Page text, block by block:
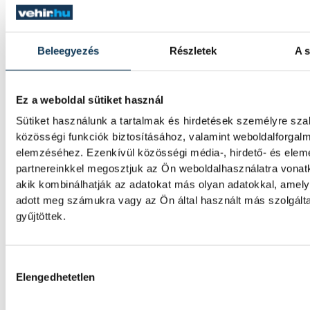
Beleegyezés Részletek A
Ez a weboldal sütiket használ
Sütiket használunk a tartalmak és hirdetések személyre
közösségi funkciók biztosításához, valamint
elemzéséhez. Ezenkívül közösségi média-, hirdető- és
partnereinkkel megosztjuk az Ön weboldalhasználatra
akik kombinálhatják az adatokat más olyan adatokkal,
adott meg számukra vagy az Ön által használt más
gyűjtöttek.
Elengedhetetlen
Valami óriási csapódott a
ma reggel
Rendhagyó esemény zajlott le kedden
Magyar idő szerint 8:35 körül a Hold
csapódott a SpaceX egyik Falcon–9
felső fokozata. A becsapódást a Földről
szemmel nem lehetett látni, a
azonban távcsövekkel figyelték az
Rekordok Európában –
Magyarország a legforróbb,
Rá sem ismerünk Európára,
rekordokat dönt a hőség. Magyarország a